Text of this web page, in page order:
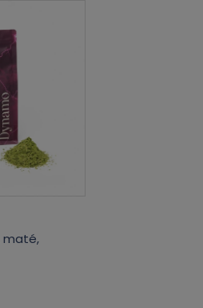
maté,